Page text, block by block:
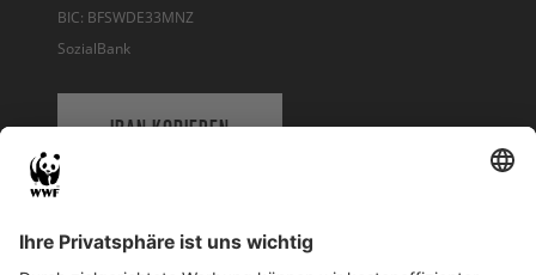
BIC: BFSWDE33MNZ
SozialBank
IBAN KOPIEREN